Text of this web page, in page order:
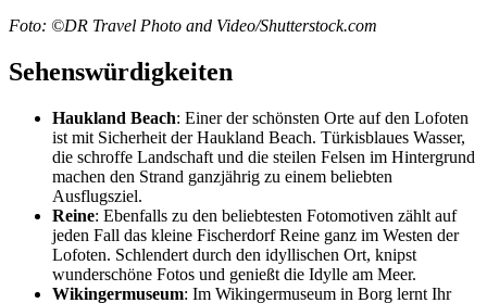
Foto: ©DR Travel Photo and Video/Shutterstock.com
Sehenswürdigkeiten
Haukland Beach: Einer der schönsten Orte auf den Lofoten
ist mit Sicherheit der Haukland Beach. Türkisblaues Wasser,
die schroffe Landschaft und die steilen Felsen im Hintergrund
machen den Strand ganzjährig zu einem beliebten
Ausflugsziel.
Reine: Ebenfalls zu den beliebtesten Fotomotiven zählt auf
jeden Fall das kleine Fischerdorf Reine ganz im Westen der
Lofoten. Schlendert durch den idyllischen Ort, knipst
wunderschöne Fotos und genießt die Idylle am Meer.
Wikingermuseum: Im Wikingermuseum in Borg lernt Ihr